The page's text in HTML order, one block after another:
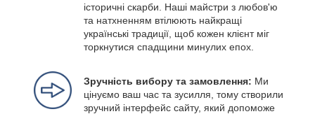
історичні скарби. Наші майстри з любов'ю
та натхненням втілюють найкращі
українські традиції, щоб кожен клієнт міг
торкнутися спадщини минулих епох.
Зручність вибору та замовлення: Ми
цінуємо ваш час та зусилля, тому створили
зручний інтерфейс сайту, який допоможе